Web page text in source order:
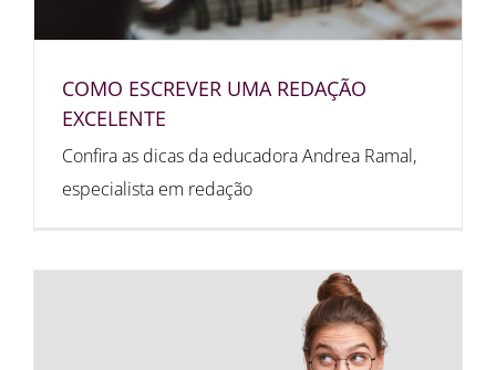
COMO ESCREVER UMA REDAÇÃO
EXCELENTE
Confira as dicas da educadora Andrea Ramal,
especialista em redação